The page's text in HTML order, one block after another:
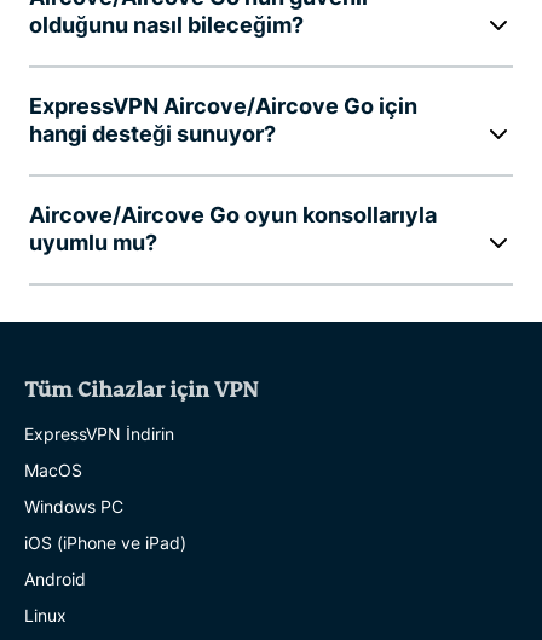
olduğunu nasıl bileceğim?
ExpressVPN Aircove/Aircove Go için
hangi desteği sunuyor?
Aircove/Aircove Go oyun konsollarıyla
uyumlu mu?
Tüm Cihazlar için VPN
ExpressVPN İndirin
MacOS
Windows PC
iOS (iPhone ve iPad)
Android
Linux